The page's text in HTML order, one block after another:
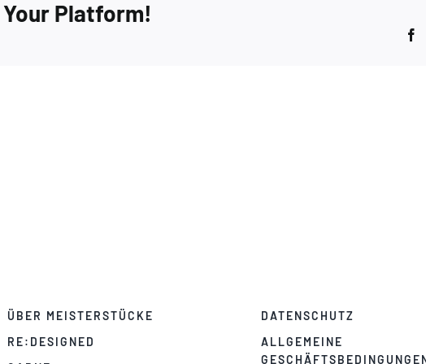
Platform!
ÜBER MEISTERSTÜCKE
RE:DESIGNED
DATENSCHUTZ
ALLGEMEINE